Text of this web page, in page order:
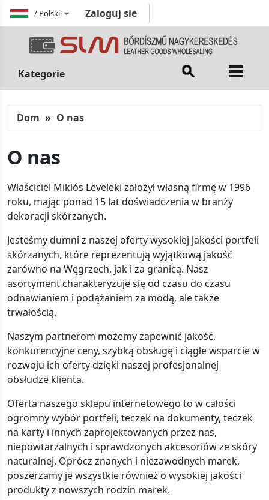
/ Polski Zaloguj sie
Kategorie
Dom O nas
O nas
Właściciel Miklós Leveleki założył własną firmę w 1996
roku, mając ponad 15 lat doświadczenia w branży
dekoracji skórzanych.
Jesteśmy dumni z naszej oferty wysokiej jakości portfeli
skórzanych, które reprezentują wyjątkową jakość
zarówno na Węgrzech, jak i za granicą. Nasz
asortyment charakteryzuje się od czasu do czasu
odnawianiem i podążaniem za modą, ale także
trwałością.
Naszym partnerom możemy zapewnić jakość,
konkurencyjne ceny, szybką obsługę i ciągłe wsparcie w
rozwoju ich oferty dzięki naszej profesjonalnej
obsłudze klienta.
Oferta naszego sklepu internetowego to w całości
ogromny wybór portfeli, teczek na dokumenty, teczek
na karty i innych zaprojektowanych przez nas,
niepowtarzalnych i sprawdzonych akcesoriów ze skóry
naturalnej. Oprócz znanych i niezawodnych marek,
poszerzamy je wszystkie również o wysokiej jakości
produkty z nowszych rodzin marek.